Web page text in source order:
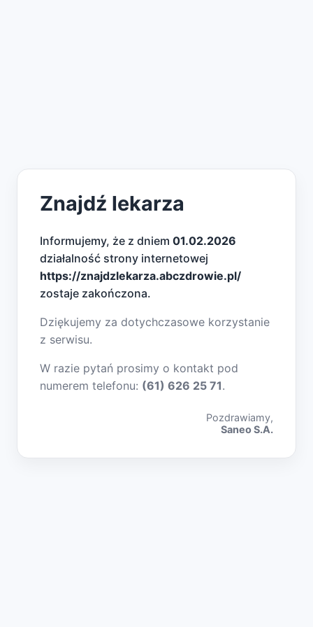
Znajdź lekarza
Informujemy, że z dniem 01.02.2026
działalność strony internetowej
https://znajdzlekarza.abczdrowie.pl/
zostaje zakończona.
Dziękujemy za dotychczasowe korzystanie
z serwisu.
W razie pytań prosimy o kontakt pod
numerem telefonu: (61) 626 25 71.
Pozdrawiamy,
Saneo S.A.